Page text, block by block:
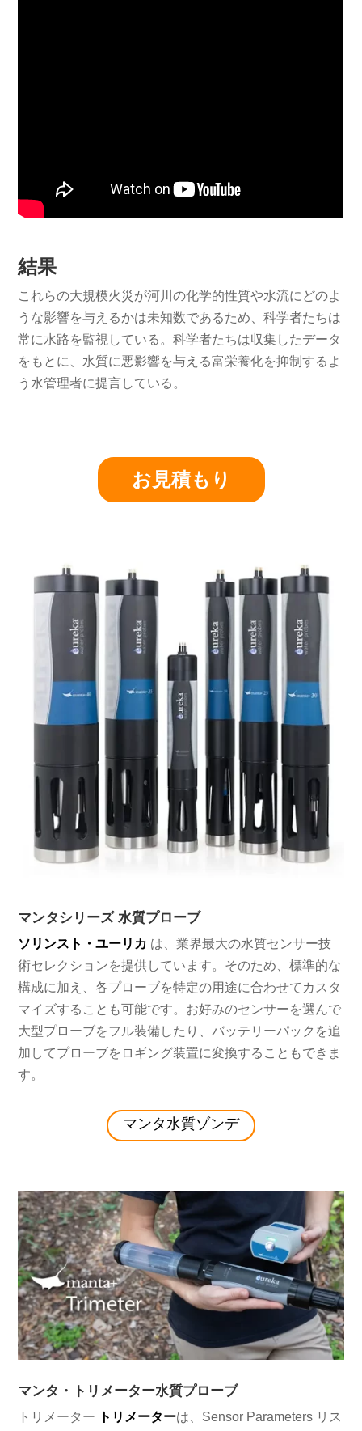
結果
これらの大規模火災が河川の化学的性質や水流にどのよ
うな影響を与えるかは未知数であるため、科学者たちは
常に水路を監視している。科学者たちは収集したデータ
をもとに、水質に悪影響を与える富栄養化を抑制するよ
う水管理者に提言している。
お見積もり
マンタシリーズ 水質プローブ
ソリンスト・ユーリカ は、業界最大の水質センサー技
術セレクションを提供しています。そのため、標準的な
構成に加え、各プローブを特定の用途に合わせてカスタ
マイズすることも可能です。お好みのセンサーを選んで
大型プローブをフル装備したり、バッテリーパックを追
加してプローブをロギング装置に変換することもできま
す。
マンタ水質ゾンデ
マンタ・トリメーター水質プローブ
トリメーター トリメーターは、Sensor Parameters リス